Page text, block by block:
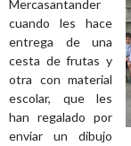
Mercasantander
cuando les hace
entrega de una
cesta de frutas y
otra con material
escolar, que les
han regalado por
enviar un dibujo